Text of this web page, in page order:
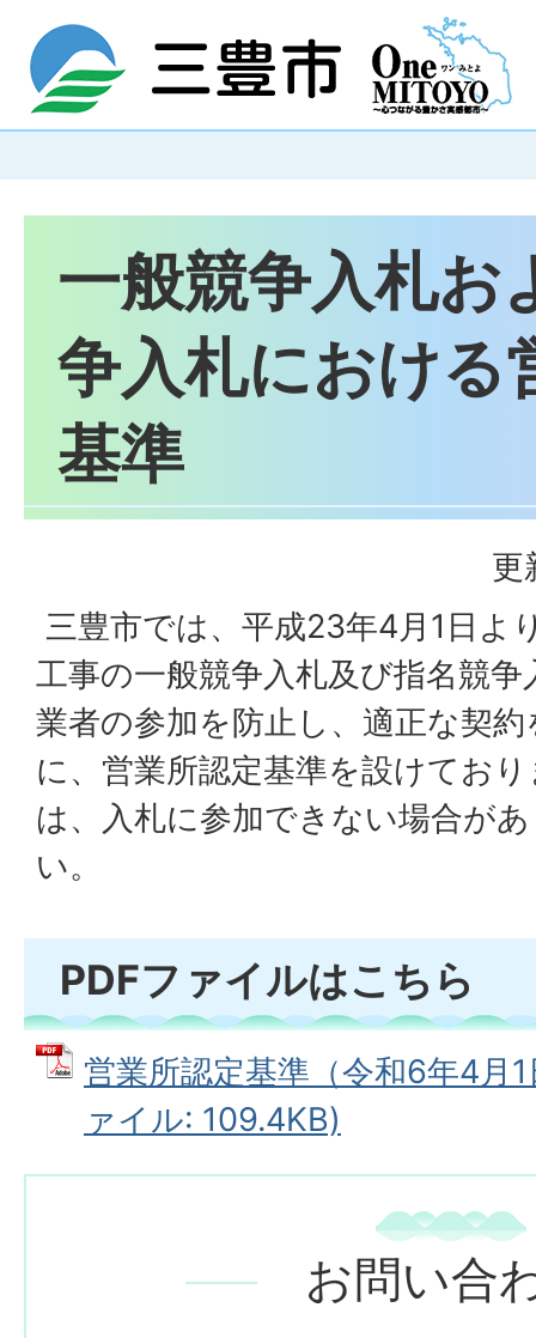
一般競争入札お
争入札における
基準
更
三豊市では、平成23年4月1日よ
工事の一般競争入札及び指名競
業者の参加を防止し、適正な契
に、営業所認定基準を設けてお
は、入札に参加できない場合が
い。
PDFファイルはこちら
営業所認定基準（令和6年4月
ァイル: 109.4KB)
お問い合